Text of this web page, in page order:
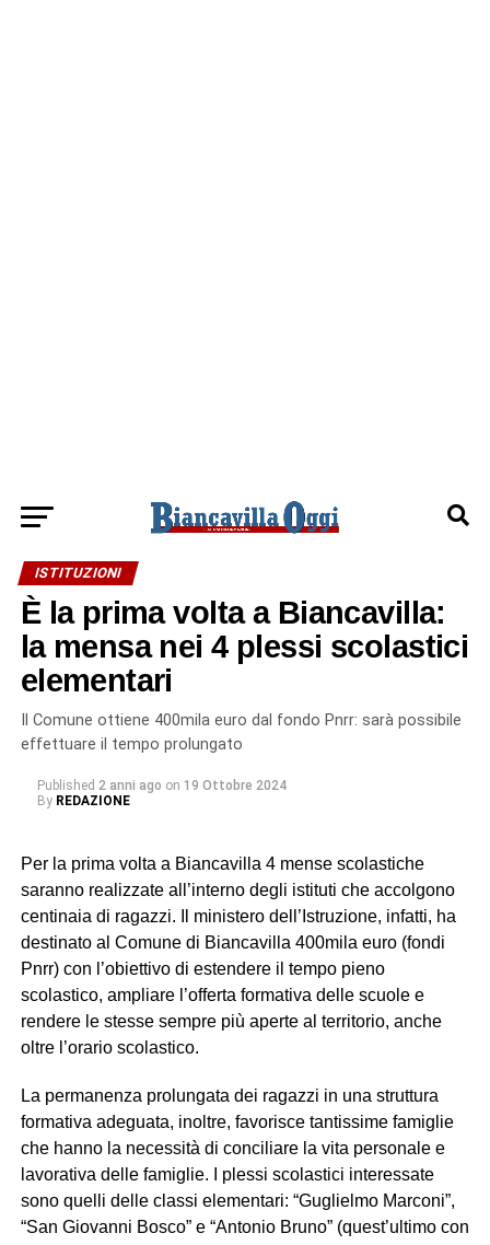
ISTITUZIONI
È la prima volta a Biancavilla:
la mensa nei 4 plessi scolastici
elementari
Il Comune ottiene 400mila euro dal fondo Pnrr: sarà possibile
effettuare il tempo prolungato
Published 2 anni ago on 19 Ottobre 2024
By REDAZIONE
Per la prima volta a Biancavilla 4 mense scolastiche
saranno realizzate all’interno degli istituti che accolgono
centinaia di ragazzi. Il ministero dell’Istruzione, infatti, ha
destinato al Comune di Biancavilla 400mila euro (fondi
Pnrr) con l’obiettivo di estendere il tempo pieno
scolastico, ampliare l’offerta formativa delle scuole e
rendere le stesse sempre più aperte al territorio, anche
oltre l’orario scolastico.
La permanenza prolungata dei ragazzi in una struttura
formativa adeguata, inoltre, favorisce tantissime famiglie
che hanno la necessità di conciliare la vita personale e
lavorativa delle famiglie. I plessi scolastici interessate
sono quelli delle classi elementari: “Guglielmo Marconi”,
“San Giovanni Bosco” e “Antonio Bruno” (quest’ultimo con